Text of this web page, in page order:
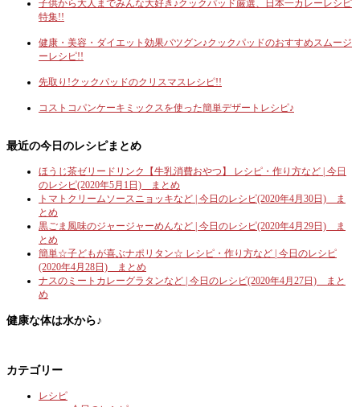
子供から大人までみんな大好き♪クックパッド厳選、日本一カレーレシピ
特集!!
健康・美容・ダイエット効果バツグン♪クックパッドのおすすめスムージ
ーレシピ!!
先取り!クックパッドのクリスマスレシピ!!
コストコパンケーキミックスを使った簡単デザートレシピ♪
最近の今日のレシピまとめ
ほうじ茶ゼリードリンク【牛乳消費おやつ】 レシピ・作り方など | 今日
のレシピ(2020年5月1日) まとめ
トマトクリームソースニョッキなど | 今日のレシピ(2020年4月30日) ま
とめ
黒ごま風味のジャージャーめんなど | 今日のレシピ(2020年4月29日) ま
とめ
簡単☆子どもが喜ぶナポリタン☆ レシピ・作り方など | 今日のレシピ
(2020年4月28日) まとめ
ナスのミートカレーグラタンなど | 今日のレシピ(2020年4月27日) まと
め
健康な体は水から♪
カテゴリー
レシピ